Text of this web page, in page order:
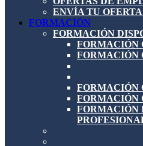
ENVÍA TU
FORMACIÓN
FORMACIÓN
FORMACIÓN
FORMACIÓN
FORMACIÓN
FORMACIÓN
FORMACIÓN